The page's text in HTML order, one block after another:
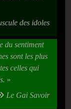
des idoles
du sentiment
sont les plus
celles qui
»
Le Gai Savoir